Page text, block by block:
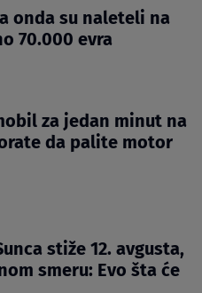
onda su naleteli na
70.000 evra
za jedan minut na
da palite motor
stiže 12. avgusta,
smeru: Evo šta će